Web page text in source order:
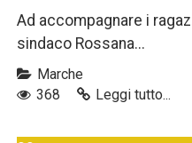
Ad accompagnare i
sindaco Rossana...
Marche
368
Leggi tutto...